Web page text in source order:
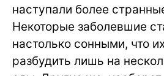
наступали более
Некоторые заболевшие
настолько сонными, что
разбудить лишь на